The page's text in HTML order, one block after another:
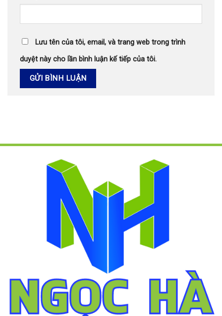
Lưu tên của tôi, email, và trang web trong trình
duyệt này cho lần bình luận kế tiếp của tôi.